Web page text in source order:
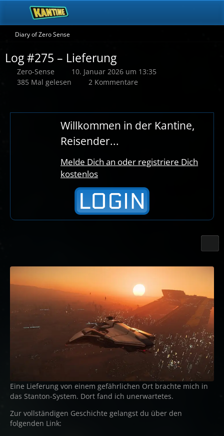
Diary of Zero Sense
Log #275 – Lieferung
Zero-Sense
10. Januar 2026 um 13:35
385 Mal gelesen
2 Kommentare
Willkommen in der Kantine,
Reisender...
Melde Dich an oder registriere Dich
kostenlos
Eine Lieferung von einem gefährlichen Ort brachte mich in
das Stanton-System. Dort fand ich unerwartetes.
Zur vollständigen Geschichte gelangst du über den
folgenden Link: